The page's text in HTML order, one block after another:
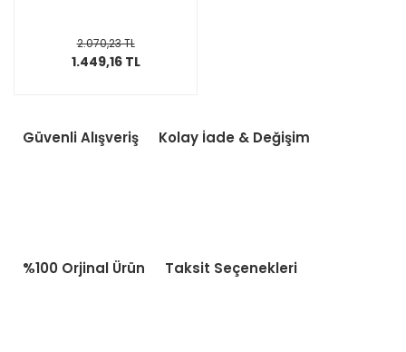
2.070,23 TL
1.449,16 TL
Güvenli Alışveriş Kolay İade & Değişim
%100 Orjinal Ürün Taksit Seçenekleri